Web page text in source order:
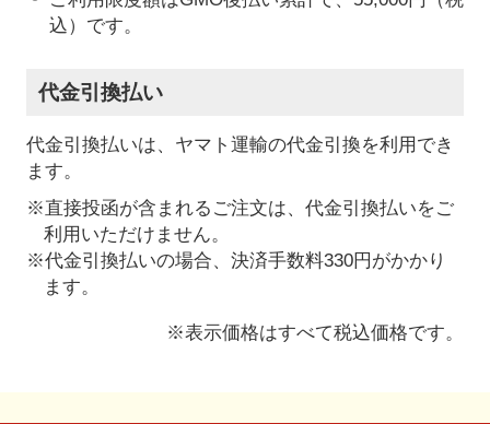
込）です。
代金引換払い
代金引換払いは、ヤマト運輸の代金引換を利用でき
ます。
※直接投函が含まれるご注文は、代金引換払いをご
利用いただけません。
※代金引換払いの場合、決済手数料330円がかかり
ます。
※表示価格はすべて税込価格です。